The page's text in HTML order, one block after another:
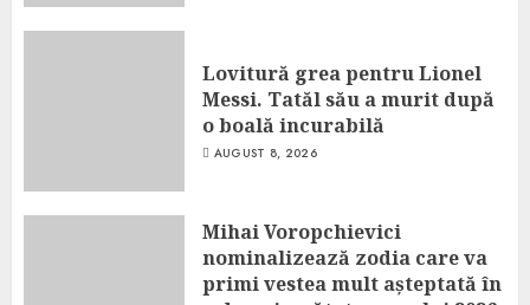
Lovitură grea pentru Lionel
Messi. Tatăl său a murit după
o boală incurabilă
AUGUST 8, 2026
Mihai Voropchievici
nominalizează zodia care va
primi vestea mult așteptată în